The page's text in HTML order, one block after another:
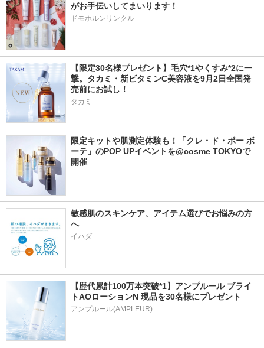
がお手伝いしてまいります！
ドモホルンリンクル
【限定30名様プレゼント】毛穴*1やくすみ*2に一
撃。タカミ・新ビタミンC美容液を9月2日全国発
売前にお試し！
タカミ
限定キットや肌測定体験も！「クレ・ド・ポー ボ
ーテ」のPOP UPイベントを@cosme TOKYOで
開催
敏感肌のスキンケア、アイテム選びでお悩みの方
へ
イハダ
【歴代累計100万本突破*1】アンプルール ブライ
トAOローションN 現品を30名様にプレゼント
アンプルール(AMPLEUR)